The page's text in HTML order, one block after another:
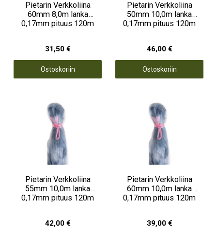
Pietarin Verkkoliina
60mm 8,0m lanka
0,17mm pituus 120m
31,50 €
Ostoskoriin
Pietarin Verkkoliina
50mm 10,0m lanka
0,17mm pituus 120m
46,00 €
Ostoskoriin
Pietarin Verkkoliina
55mm 10,0m lanka
0,17mm pituus 120m
42,00 €
Pietarin Verkkoliina
60mm 10,0m lanka
0,17mm pituus 120m
39,00 €